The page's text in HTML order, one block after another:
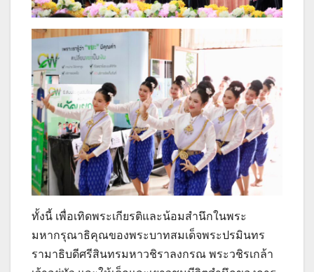
ทั้งนี้ เพื่อเทิดพระเกียรติและน้อมสำนึกในพระ
มหากรุณาธิคุณของพระบาทสมเด็จพระปรมินทร
รามาธิบดีศรีสินทรมหาวชิราลงกรณ พระวชิรเกล้า